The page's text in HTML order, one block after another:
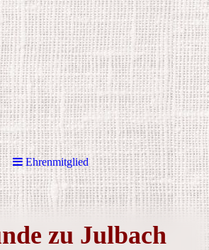
Ehrenmitglied
zu Julbach